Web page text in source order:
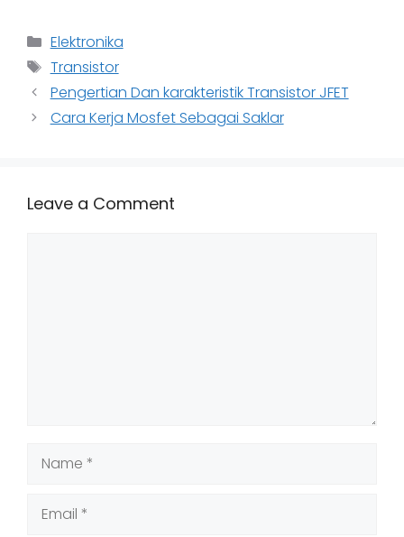
Categories
Elektronika
Tags
Transistor
Pengertian Dan karakteristik Transistor JFET
Cara Kerja Mosfet Sebagai Saklar
Leave a Comment
Name
Email